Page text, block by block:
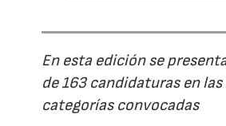
En esta edición se
de 163 candidaturas en las
categorías convocadas